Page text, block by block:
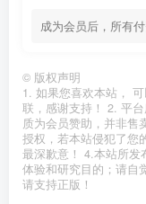
成为会员后，所有
© 版权声明
1. 如果您喜欢本站，
联，感谢支持！ 2. 平
质为会员赞助，并非售
授权，若本站侵犯了您
最深歉意！ 4.本站所发
体验和研究目的；请自
请支持正版！